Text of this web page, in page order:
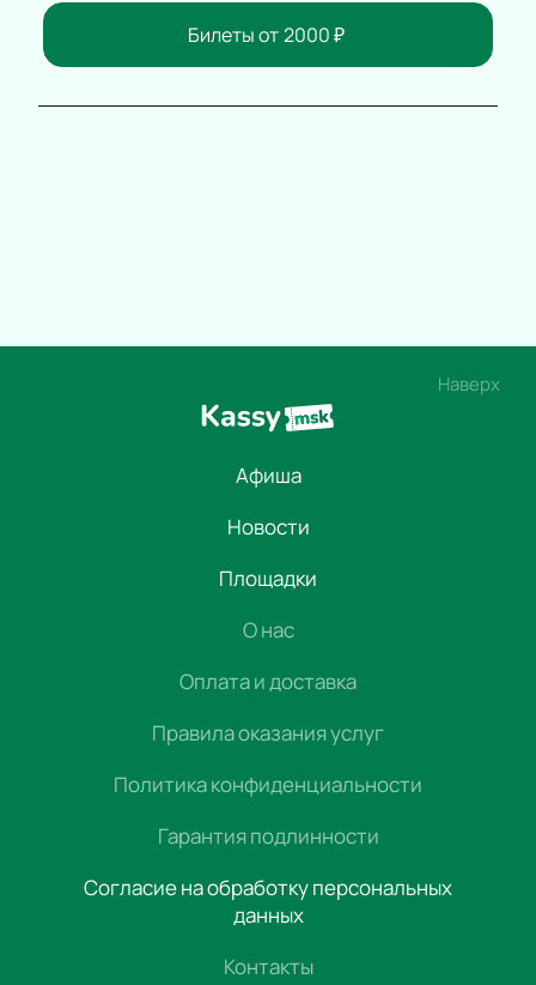
Билеты от 2000₽
Наверх
Афиша
Новости
Площадки
О нас
Оплата и доставка
Правила оказания услуг
Политика конфиденциальности
Гарантия подлинности
Согласие на обработку персональных
данных
Контакты